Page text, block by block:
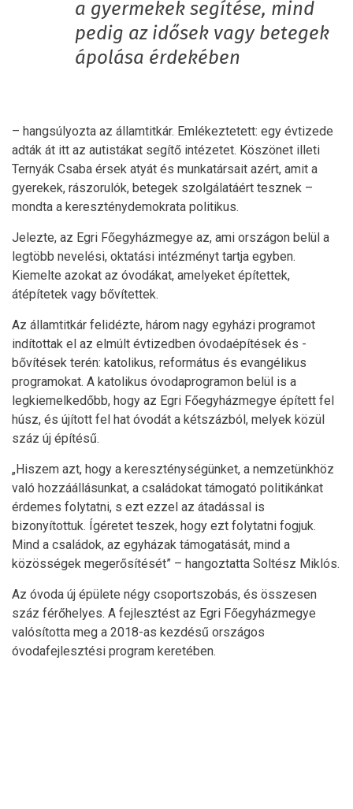
a gyermekek segítése, mind
pedig az idősek vagy betegek
ápolása érdekében
– hangsúlyozta az államtitkár. Emlékeztetett: egy évtizede
adták át itt az autistákat segítő intézetet. Köszönet illeti
Ternyák Csaba érsek atyát és munkatársait azért, amit a
gyerekek, rászorulók, betegek szolgálatáért tesznek –
mondta a kereszténydemokrata politikus.
Jelezte, az Egri Főegyházmegye az, ami országon belül a
legtöbb nevelési, oktatási intézményt tartja egyben.
Kiemelte azokat az óvodákat, amelyeket építettek,
átépítetek vagy bővítettek.
Az államtitkár felidézte, három nagy egyházi programot
indítottak el az elmúlt évtizedben óvodaépítések és -
bővítések terén: katolikus, református és evangélikus
programokat. A katolikus óvodaprogramon belül is a
legkiemelkedőbb, hogy az Egri Főegyházmegye épített fel
húsz, és újított fel hat óvodát a kétszázból, melyek közül
száz új építésű.
„Hiszem azt, hogy a kereszténységünket, a nemzetünkhöz
való hozzáállásunkat, a családokat támogató politikánkat
érdemes folytatni, s ezt ezzel az átadással is
bizonyítottuk. Ígéretet teszek, hogy ezt folytatni fogjuk.
Mind a családok, az egyházak támogatását, mind a
közösségek megerősítését” – hangoztatta Soltész Miklós.
Az óvoda új épülete négy csoportszobás, és összesen
száz férőhelyes. A fejlesztést az Egri Főegyházmegye
valósította meg a 2018-as kezdésű országos
óvodafejlesztési program keretében.